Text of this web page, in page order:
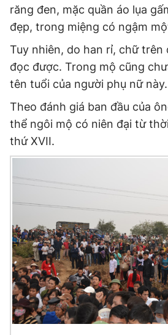
Đặt báo Quảng cáo RSS
Tổng biên tập: Nguyễn Ngọc Toàn
Phó tổng biên tập: Lâm Hiếu Dũng
Phó tổng biên tập: Trần Việt Hưng
Tổng thư ký tòa soạn: Đức Trung
Giấy phép xuất bản số 110/GP - BTTTT
© 2003-2026 Bản quyền thuộc về Báo
chép dưới mọi hình thức nếu không có
bản. Phát triển bởi ePi Technologies,
răng đen, mặc quần áo lụa
đẹp, trong miệng có ngậm
Tuy nhiên, do han rỉ, chữ trên
đọc được. Trong mộ cũng
tên tuổi của người phụ nữ này.
Theo đánh giá ban đầu của
thể ngôi mộ có niên đại từ
thứ XVII.